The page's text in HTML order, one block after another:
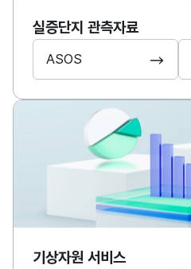
실증단지 관측자료
ASOS
기상자원 서비스